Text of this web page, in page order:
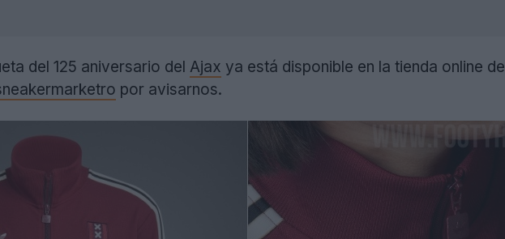
del 125 aniversario del Ajax ya está disponible en la tienda online de
por avisarnos.